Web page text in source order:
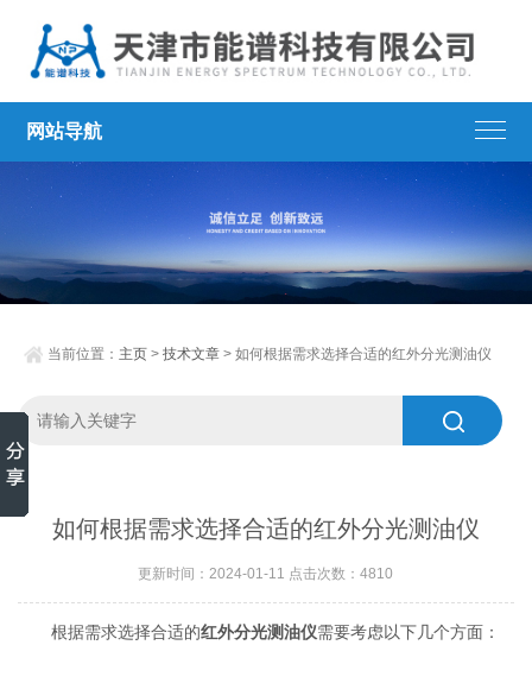
网站导航
当前位置： 主页 >技术文章 > 如何根据需求选择合适的红外分光测油仪
如何根据需求选择合适的红外分光测油仪
更新时间：2024-01-11 点击次数：4810
根据需求选择合适的红外分光测油仪需要考虑以下几个方面：